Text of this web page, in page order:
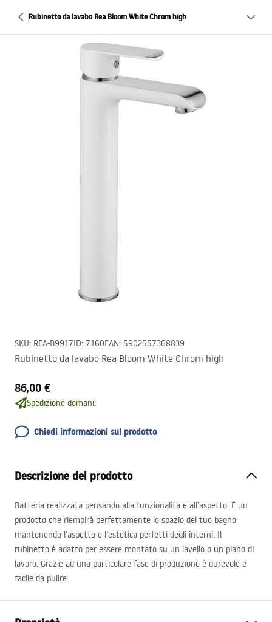
Rubinetto da lavabo Rea Bloom White Chrom high
SKU: REA-B9917ID: 7160EAN: 5902557368839
Rubinetto da lavabo Rea Bloom White Chrom high
86,00 €
Spedizione domani.
Chiedi informazioni sul prodotto
Descrizione del prodotto
Batteria realizzata pensando alla funzionalità e all’aspetto. È un
prodotto che riempirà perfettamente lo spazio del tuo bagno
mantenendo l’aspetto e l’estetica perfetti degli interni. Il
rubinetto è adatto per essere montato su un lavello o un piano di
lavoro. Grazie ad una particolare fase di produzione è durevole e
facile da pulire.